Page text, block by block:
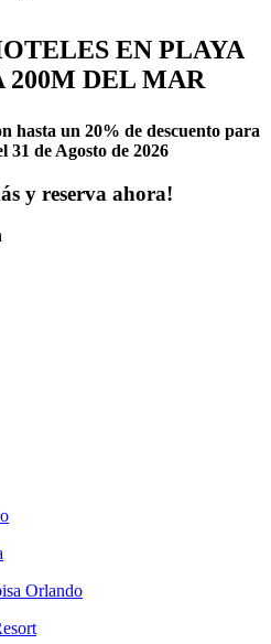
EN PLAYA
200M DEL MAR
hasta un 20% de descuento para
31 de Agosto de 2026
y reserva ahora!
Orlando